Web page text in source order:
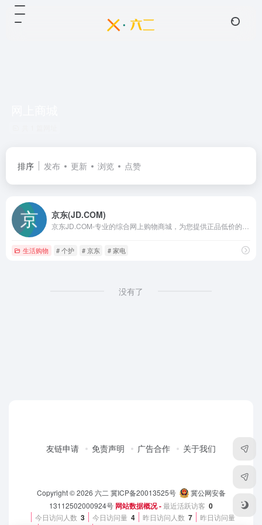
排序 发布 更新 浏览 点赞
京东(JD.COM)
生活购物 # 个护 # 京东 # 家电
没有了
友链申请 免责声明 广告合作 关于我们
Copyright © 2026 六二 冀ICP备20013525号
冀公网安备
13112502000924号 网站数据概况 -最近活跃访客 0
今日访问人数 3 今日访问量 4 昨日访问人数 7 昨日访问量